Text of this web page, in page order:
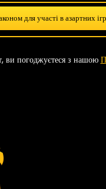
для участі в азартних
ви погоджуєтеся з нашою